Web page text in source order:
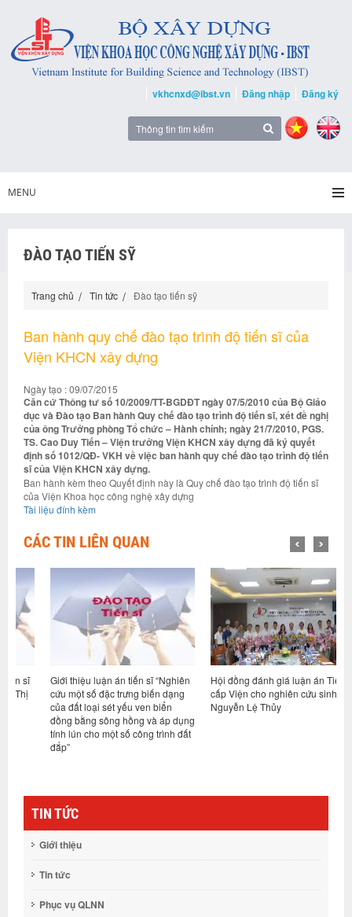
vkhcnxd@ibst.vn Đăng nhập Đăng ký
MENU
ĐÀO TẠO TIẾN SỸ
Trang chủ Tin tức Đào tạo tiến sỹ
Ban hành quy chế đào tạo trình độ tiến sĩ của
Viện KHCN xây dựng
Ngày tạo : 09/07/2015
Căn cứ Thông tư số 10/2009/TT-BGDĐT ngày 07/5/2010 của Bộ Giáo
dục và Đào tạo Ban hành Quy chế đào tạo trình độ tiến sĩ, xét đề nghị
của ông Trưởng phòng Tổ chức – Hành chính; ngày 21/7/2010, PGS.
TS. Cao Duy Tiến – Viện trưởng Viện KHCN xây dựng đã ký quyết
định số 1012/QĐ- VKH về việc ban hành quy chế đào tạo trình độ tiến
sĩ của Viện KHCN xây dựng.
Ban hành kèm theo Quyết định này là Quy chế đào tạo trình độ tiến sĩ
của Viện Khoa học công nghệ xây dựng
Tài liệu đính kèm
CÁC TIN LIÊN QUAN
Giới thiệu luận án tiến sĩ “Nghiên
cứu một số đặc trưng biến dạng
của đất loại sét yếu ven biển
đồng bằng sông hồng và áp dụng
tính lún cho một số công trình đất
Hội đồng đánh giá luận án Tiến sĩ
cấp Viện cho nghiên cứu sinh
Nguyễn Lệ Thủy
TIN TỨC
Giới thiệu
Tin tức
Phục vụ QLNN